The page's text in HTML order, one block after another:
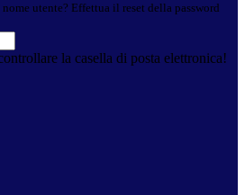
utente? Effettua il reset della password
la casella di posta elettronica!